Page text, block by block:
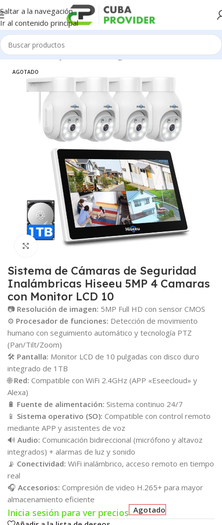
Saltar a la navegación
Ir al contenido principal
Inicio/Cámaras y Sistemas de Seguridad
AGOTADO
Click para agrandar
Sistema de Cámaras de Seguridad
Inalámbricas Hiseeu 5MP 4 Camaras
con Monitor LCD 10
📷 Resolución de imagen: 5MP Full HD con sensor CMOS
⚙ Procesador de funciones: Detección de movimiento
humano con seguimiento automático y tecnología PTZ
(Pan/Tilt/Zoom)
🛠 Pantalla: Monitor LCD de 10 pulgadas con disco duro
integrado de 1TB
🌐Red: Compatible con WiFi 2.4GHz (APP «Eseecloud» y
Alexa)
🔋 Fuente de alimentación: Sistema continuo 24/7
📱 Sistema operativo (SO): Compatible con control remoto
mediante APP y asistentes de voz
🔊 Audio: Comunicación bidireccional (micrófono y altavoz
integrados) + alarmas de luz y sonido
📡 Conectividad: WiFi inalámbrico, acceso remoto en tiempo
real
🎧 Accesorios: Compresión de video H.265+ para mayor
almacenamiento eficiente
Inicia sesión para ver precios Agotado